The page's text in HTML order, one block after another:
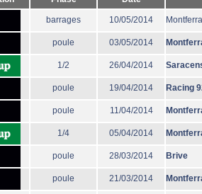
barrages 10/05/2014
poule 03/05/2014
1/2 26/04/2014
poule 19/04/2014 Racing
poule 11/04/2014
1/4 05/04/2014
poule 28/03/2014 Brive
poule 21/03/2014